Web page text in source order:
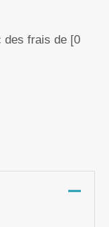
des frais de [0